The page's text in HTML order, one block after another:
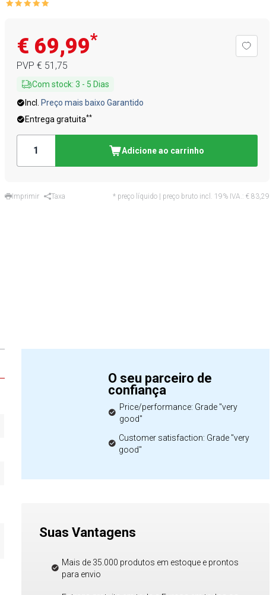
€ 69,99*
PVP € 51,75
Com stock: 3 - 5 Dias
Incl.
Preço mais baixo Garantido
Entrega gratuita**
Adicione ao carrinho
Imprimir Taxa * preço líquido | preço bruto incl. 19% IVA.: € 83,29
O seu parceiro de
confiança
Price/performance: Grade "very
good"
Customer satisfaction: Grade "very
good"
Suas Vantagens
Mais de 35.000 produtos em estoque e prontos
para envio